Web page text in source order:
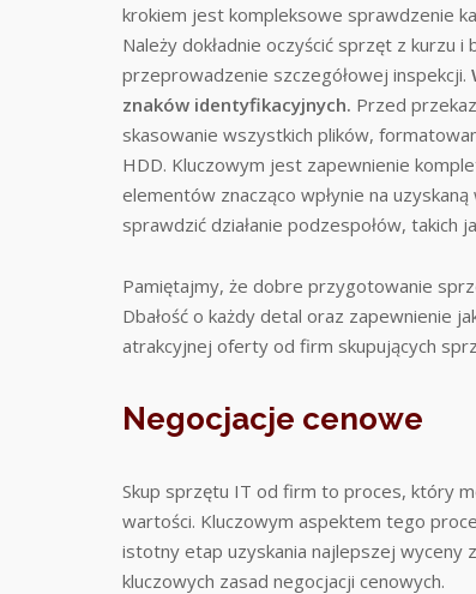
krokiem jest kompleksowe sprawdzenie
Należy dokładnie oczyścić sprzęt z kurzu
przeprowadzenie szczegółowej inspekcji.
znaków identyfikacyjnych. Przed
skasowanie wszystkich plików,
HDD. Kluczowym jest zapewnienie
elementów znacząco wpłynie na
sprawdzić działanie podzespołów, takich
Pamiętajmy, że dobre przygotowanie
Dbałość o każdy detal oraz zapewnienie
atrakcyjnej oferty od firm skupujących
Negocjacje cenowe
Skup sprzętu IT od firm to proces, który
wartości. Kluczowym aspektem tego
istotny etap uzyskania najlepszej wyceny
kluczowych zasad negocjacji cenowych.